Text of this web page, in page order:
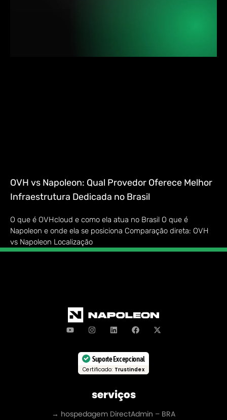
OVH vs Napoleon: Qual Provedor Oferece Melhor
Infraestrutura Dedicada no Brasil
O que é OVHcloud e como ela atua no Brasil O que é
Napoleon e onde ela se posiciona Comparação direta: OVH
vs Napoleon Localização
Suporte Excepcional
Certificado: Trustindex
serviços
→ hospedagem DirectAdmin – BRA